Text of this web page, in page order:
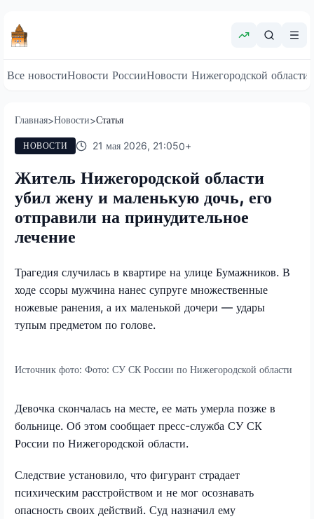
Все новостиНовости РоссииНовости Нижегородской области
Главная>Новости>Статья
НОВОСТИ 21 мая 2026, 21:050+
Житель Нижегородской области
убил жену и маленькую дочь, его
отправили на принудительное
лечение
Трагедия случилась в квартире на улице Бумажников. В
ходе ссоры мужчина нанес супруге множественные
ножевые ранения, а их маленькой дочери — удары
тупым предметом по голове.
Источник фото: Фото: СУ СК России по Нижегородской области
Девочка скончалась на месте, ее мать умерла позже в
больнице. Об этом сообщает пресс-служба СУ СК
России по Нижегородской области.
Следствие установило, что фигурант страдает
психическим расстройством и не мог осознавать
опасность своих действий. Суд назначил ему